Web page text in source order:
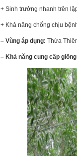
+ Sinh trưởng nhanh trên
+ Khả năng chống chịu
– Vùng áp dụng: Thừa
– Khả năng cung cấp